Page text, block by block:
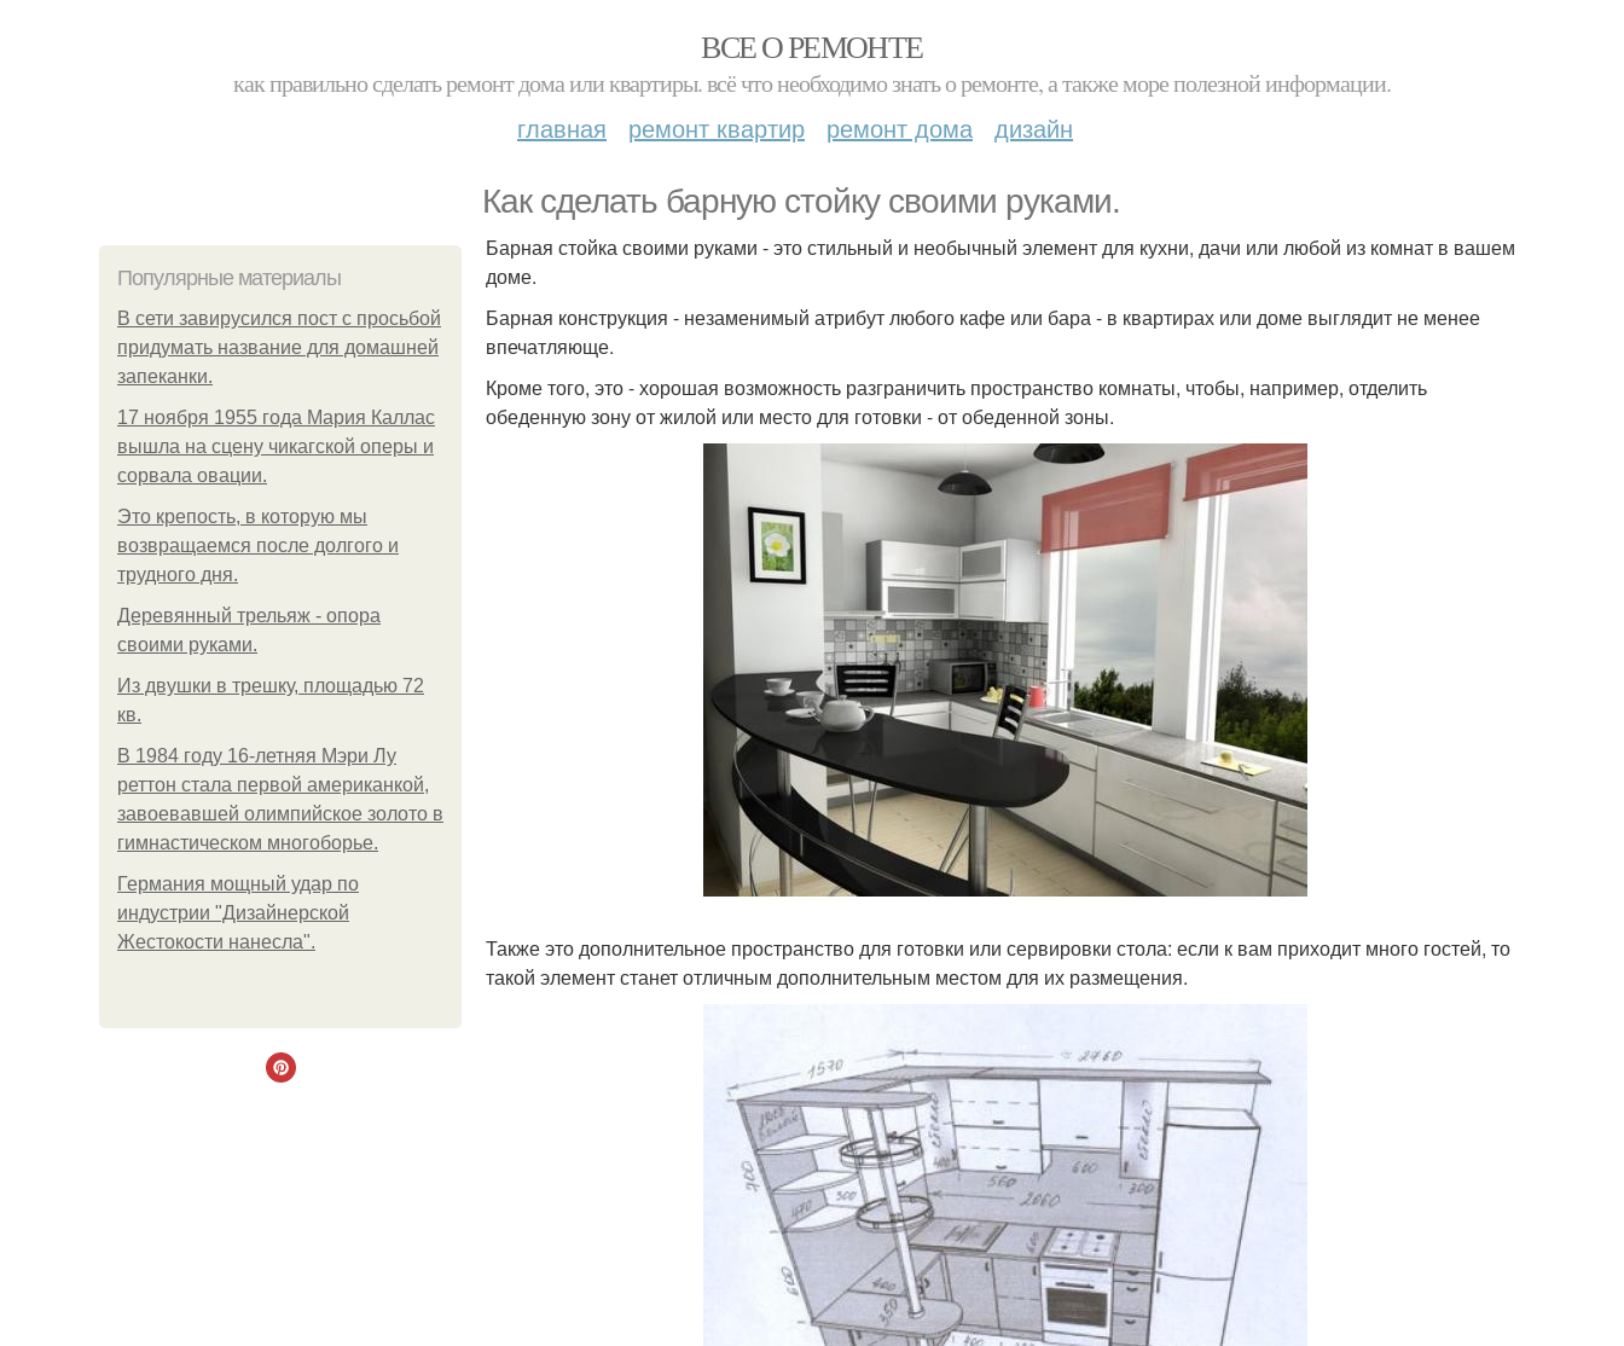
ВСЕ О РЕМОНТЕ
как правильно сделать ремонт дома или квартиры. всё что необходимо знать о ремонте, а также море полезной информации.
главная ремонт квартир ремонт дома дизайн
Как сделать барную стойку своими руками.
Популярные материалы
В сети завирусился пост с просьбой
придумать название для домашней
запеканки.
17 ноября 1955 года Мария Каллас
вышла на сцену чикагской оперы и
сорвала овации.
Это крепость, в которую мы
возвращаемся после долгого и
трудного дня.
Деревянный трельяж - опора
своими руками.
Из двушки в трешку, площадью 72
кв.
В 1984 году 16-летняя Мэри Лу
реттон стала первой американкой,
завоевавшей олимпийское золото в
гимнастическом многоборье.
Германия мощный удар по
индустрии "Дизайнерской
Жестокости нанесла".
Барная стойка своими руками - это стильный и необычный элемент для кухни, дачи или любой из комнат в вашем
доме.
Барная конструкция - незаменимый атрибут любого кафе или бара - в квартирах или доме выглядит не менее
впечатляюще.
Кроме того, это - хорошая возможность разграничить пространство комнаты, чтобы, например, отделить
обеденную зону от жилой или место для готовки - от обеденной зоны.
Также это дополнительное пространство для готовки или сервировки стола: если к вам приходит много гостей, то
такой элемент станет отличным дополнительным местом для их размещения.